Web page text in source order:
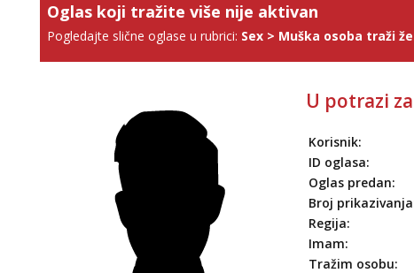
Oglas koji tražite više nije aktivan
Pogledajte slične oglase u rubrici: Sex > Muška osoba traži
U potrazi
Korisnik:
ID oglasa:
Oglas predan:
Broj
Regija:
Imam:
Tražim osobu: